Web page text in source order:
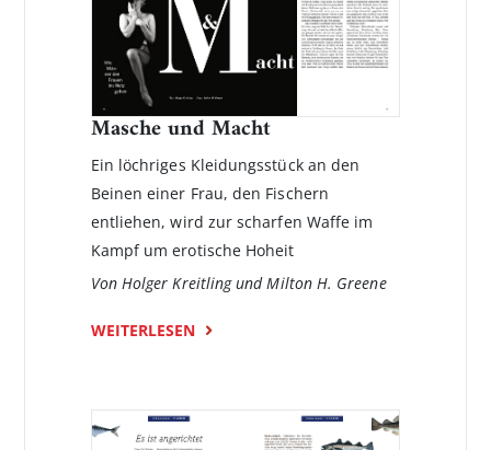
Masche und Macht
Ein löchriges Kleidungsstück an den
Beinen einer Frau, den Fischern
entliehen, wird zur scharfen Waffe im
Kampf um erotische Hoheit
Von Holger Kreitling und Milton H. Greene
WEITERLESEN